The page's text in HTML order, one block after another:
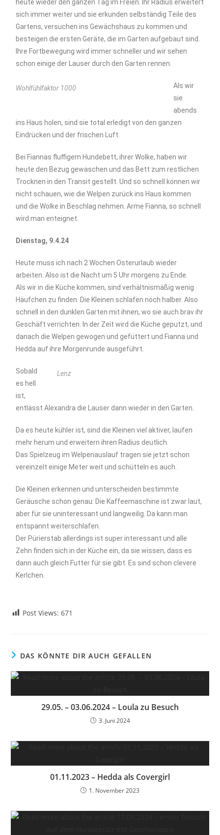
heute wieder den ganzen Tag im Freien. Ihr Radius erweitert
sich immer weiter und sie erkunden selbständig Teile des
Gartens, versuchen ins Gewächshaus zu kommen und
besteigen die ersten Geräte, die im Garten aufgebaut sind.
Ihre Fortbewegung wird immer schneller und wir sehen
schon einige der Lauser durch den Garten rennen.
Wohlfühlfaktor 1000
Als wir
sie
abends
ins Haus holen, sind sie total erledigt von den ganzen
Eindrücken und der frischen Luft.
Bei Fiannas fluffigem Hundebett, ihrer Wolke, haben wir
heute den Bezug gewaschen und das Bett zum restlichen
Trocknen in den Transit gestellt. Und so schnell können wir
nicht schauen, wie die Welpen zurück ins Haus kommen
und die Wolke in Beschlag nehmen. Arme Fianna, so schnell
wird man enteignet.
Dienstag, 9.4.24
Heute muss ich nach 2 Wochen Osterurlaub wieder
arbeiten. Also ist die Nacht um 5 Uhr morgens zu Ende.
Als wir in die Küche kommen, sind verhältnismäßig wenig
Häufchen zu finden. Die Kleinen schlafen noch halber. Also
schnell in den dunklen Garten mit ihnen, wo sie auch brav ihr
Geschäft verrichten. In der Zeit wird die Küche geputzt, und
danach die Welpen gewogen und gefüttert und Fianna und
Hedda auf ihre Morgenrunde ausgeführt.
Lenz
Sobald
es hell
ist,
entlässt Alexandra die Lauser dann wieder in den Garten.
Da es heute kühler ist, sind die Kleinen viel aktiver, laufen
mehr herum und erweitern ihren Radius deutlich.
Das Spielzeug im Welpenauslauf tragen sie jetzt schon
vereinzelt einige Meter weit und schütteln es auch.
Die Kleinen erkennen und unterscheiden bestimmte
Geräusche schon genau: Die Kaffeemaschine ist zwar laut,
aber für sie uninteressant und langweilig. Da kann man
entspannt weiterschlafen.
Der Pürierstab allerdings ist super interessant und alle
Zehn finden sich in der Küche ein, da sie wissen, dass es
dann auch gleich Futter für sie gibt. Es sind schon clevere
Kerlchen.
Post Views: 671
DAS KÖNNTE DIR AUCH GEFALLEN
29.05. – 03.06.2024 – Loula zu Besuch
3. Juni 2024
01.11.2023 – Hedda als Covergirl
1. November 2023